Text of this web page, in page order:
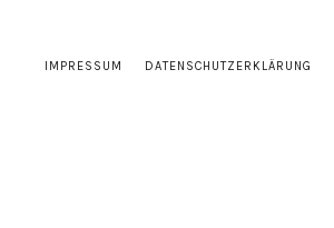
IMPRESSUM DATENSCHUTZERKLÄRUNG